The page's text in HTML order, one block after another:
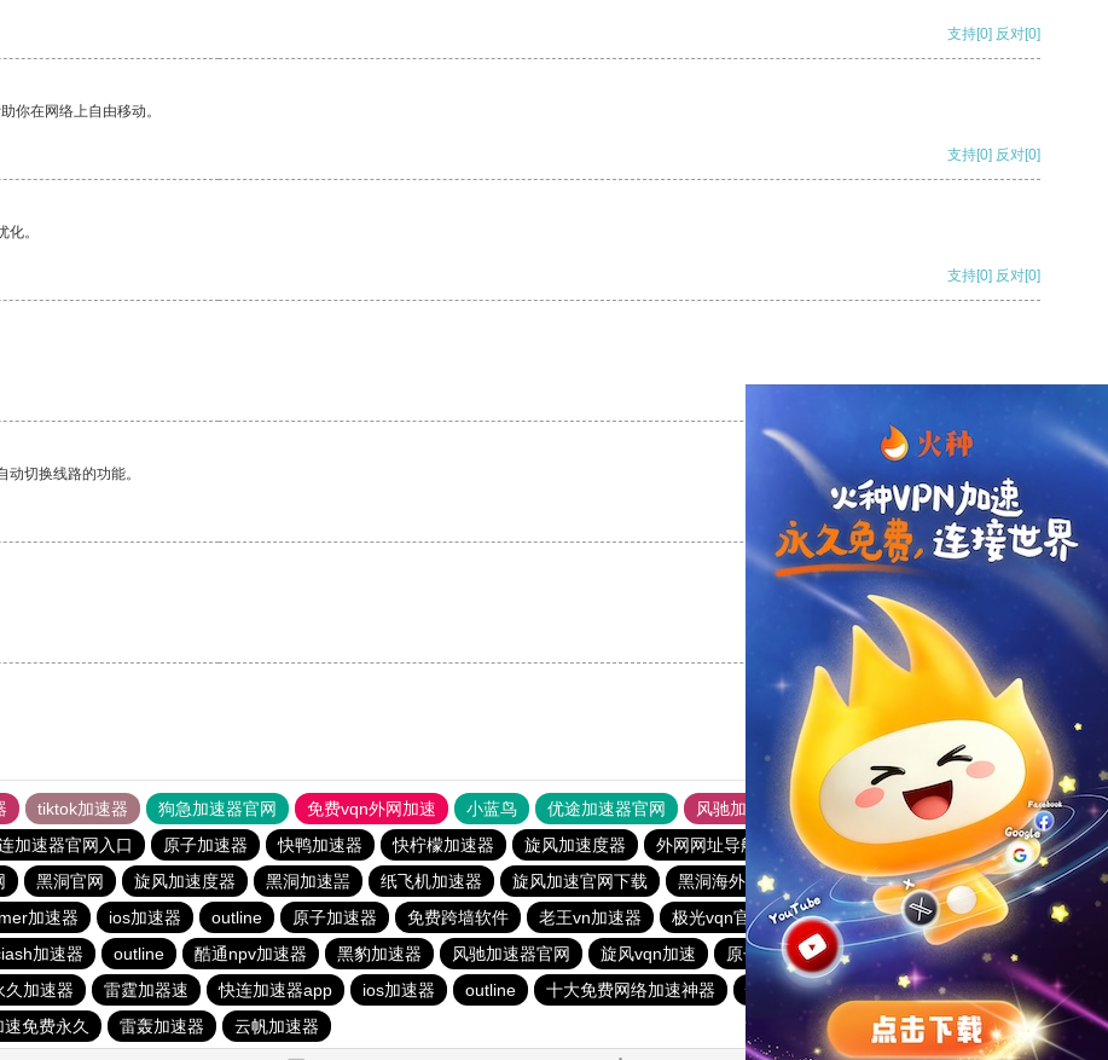
支持[0] 反对[0]
你在网络上自由移动。
支持[0] 反对[0]
。
支持[0] 反对[0]
切换线路的功能。
支持 [0] 反对 [0]
支持
tiktok加速器 狗急加速器官网 免费vqn外网加速 小蓝鸟 优途加速器官网 风驰加速器
旋风加速器
加速器官网入口 原子加速器 快鸭加速器 快柠檬加速器 旋风加速度器 外网网址导航 软件中心 雷霆加速
狂飙加速器
黑洞官网 旋风加速度器 黑洞加速噐 纸飞机加速器 旋风加速官网下载 黑洞海外npv加速梯子 一元机场
v蚂蚁加速器
加速器 ios加速器 outline 原子加速器 免费跨墙软件 老王vn加速器 极光vqn官网 加速器黑洞
outline
加速器 outline 酷通npv加速器 黑豹加速器 风驰加速器官网 旋风vqn加速 原子加速器app官方下载
outline
久加速器 雷霆加器速 快连加速器app ios加速器 outline 十大免费网络加速神器
快鸭加速器官网app
免费永久 雷轰加速器 云帆加速器